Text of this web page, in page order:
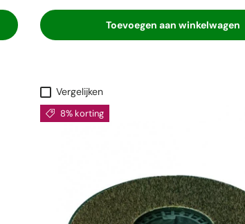
Toevoegen aan winkelwagen
Vergelijken
8% korting